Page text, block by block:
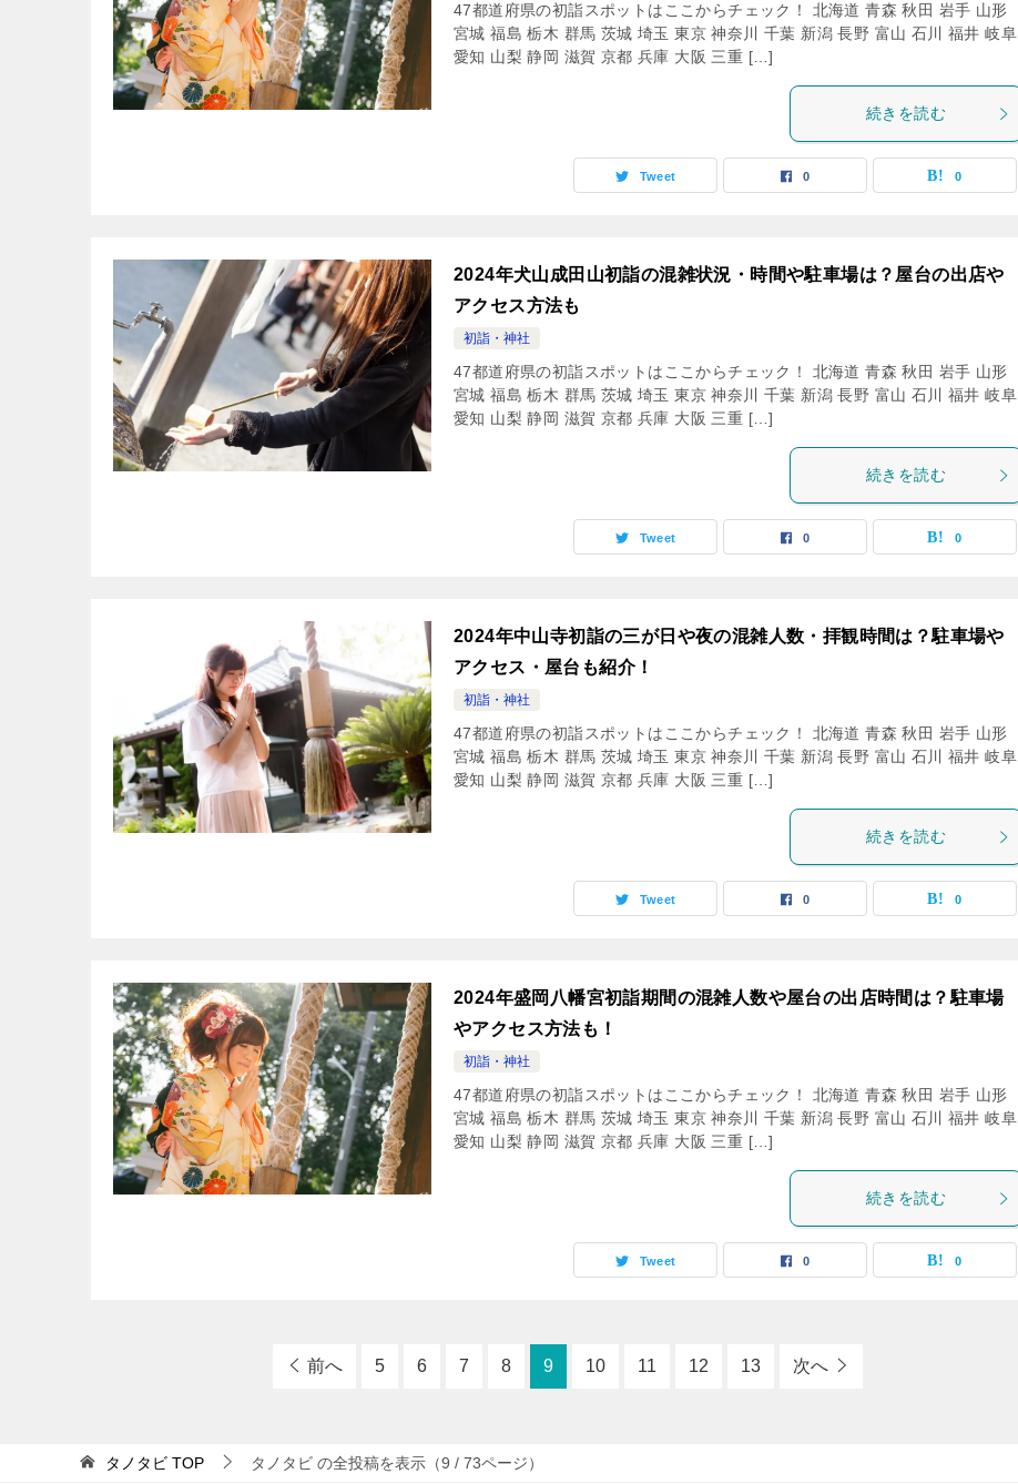
47都道府県の初詣スポットはここからチェック！ 北海道 青森 秋田 岩手 山形
宮城 福島 栃木 群馬 茨城 埼玉 東京 神奈川 千葉 新潟 長野 富山 石川 福井 岐阜
愛知 山梨 静岡 滋賀 京都 兵庫 大阪 三重 […]
続きを読む
Tweet 0 0
2024年犬山成田山初詣の混雑状況・時間や駐車場は？屋台の出店や
アクセス方法も
初詣・神社
47都道府県の初詣スポットはここからチェック！ 北海道 青森 秋田 岩手 山形
宮城 福島 栃木 群馬 茨城 埼玉 東京 神奈川 千葉 新潟 長野 富山 石川 福井 岐阜
愛知 山梨 静岡 滋賀 京都 兵庫 大阪 三重 […]
続きを読む
Tweet 0 0
2024年中山寺初詣の三が日や夜の混雑人数・拝観時間は？駐車場や
アクセス・屋台も紹介！
初詣・神社
47都道府県の初詣スポットはここからチェック！ 北海道 青森 秋田 岩手 山形
宮城 福島 栃木 群馬 茨城 埼玉 東京 神奈川 千葉 新潟 長野 富山 石川 福井 岐阜
愛知 山梨 静岡 滋賀 京都 兵庫 大阪 三重 […]
続きを読む
Tweet 0 0
2024年盛岡八幡宮初詣期間の混雑人数や屋台の出店時間は？駐車場
やアクセス方法も！
初詣・神社
47都道府県の初詣スポットはここからチェック！ 北海道 青森 秋田 岩手 山形
宮城 福島 栃木 群馬 茨城 埼玉 東京 神奈川 千葉 新潟 長野 富山 石川 福井 岐阜
愛知 山梨 静岡 滋賀 京都 兵庫 大阪 三重 […]
続きを読む
Tweet 0 0
前へ 5 6 7 8 9 10 11 12 13 次へ
タノタビ TOP タノタビ の全投稿を表示（9 / 73ページ）